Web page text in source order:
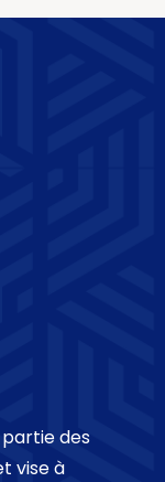
partie des
vise à